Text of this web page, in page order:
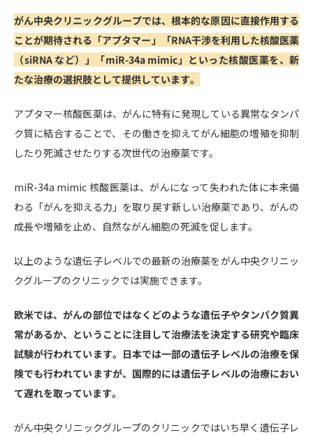
がん中央クリニックグループでは、根本的な原因に直接作用する
ことが期待される「アプタマー」「RNA干渉を利用した核酸医薬
（siRNA など）」「miR-34a mimic」といった核酸医薬を、新
たな治療の選択肢として提供しています。
アプタマー核酸医薬は、がんに特有に発現している異常なタンパ
ク質に結合することで、その働きを抑えてがん細胞の増殖を抑制
したり死滅させたりする次世代の治療薬です。
miR-34a mimic 核酸医薬は、がんになって失われた体に本来備
わる「がんを抑える力」を取り戻す新しい治療薬であり、がんの
成長や増殖を止め、自然ながん細胞の死滅を促します。
以上のような遺伝子レベルでの最新の治療薬をがん中央クリニッ
クグループのクリニックでは実施できます。
欧米では、がんの部位ではなくどのような遺伝子やタンパク質異
常があるか、ということに注目して治療法を決定する研究や臨床
試験が行われています。日本では一部の遺伝子レベルの治療を保
険でも行われていますが、国際的には遺伝子レベルの治療におい
て遅れを取っています。
がん中央クリニックグループのクリニックではいち早く遺伝子レ